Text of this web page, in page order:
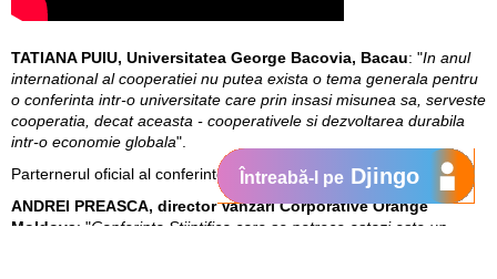
TATIANA PUIU, Universitatea George Bacovia, Bacau: "In anul
international al cooperatiei nu putea exista o tema generala pentru
o conferinta intr-o universitate care prin insasi misunea sa, serveste
cooperatia, decat aceasta - cooperativele si dezvoltarea durabila
intr-o economie globala".
Parternerul oficial al conferintei stiintifice este Orange Moldova.
ANDREI PREASCA, director Vanzari Corporative Orange
Moldova: "Conferinta Stiintifica care se petrece astazi este un
Întreabă-l pe Djingo